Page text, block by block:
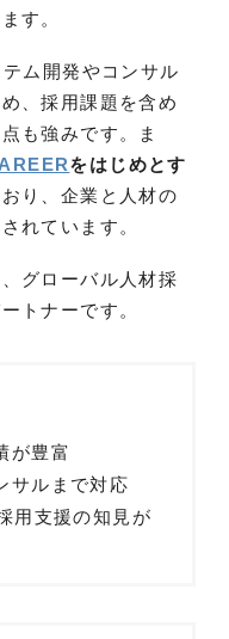
す。
ム開発やコンサル
、採用課題を含め
も強みです。ま
をはじめとす
おり、企業と人材の
れています。
グローバル人材採
トナーです。
が豊富
サルまで対応
用支援の知見が